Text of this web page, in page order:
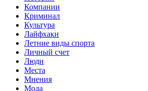
Компании
Криминал
Культура
Лайфхаки
Летние виды спорта
Личный счет
Люди
Места
Мнения
Мода